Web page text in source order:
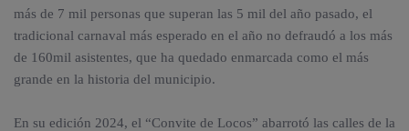
más de 7 mil personas que superan las 5 mil del año pasado, el
tradicional carnaval más esperado en el año no defraudó a los más
de 160mil asistentes, que ha quedado enmarcada como el más
grande en la historia del municipio.
En su edición 2024, el “Convite de Locos” abarrotó las calles de la